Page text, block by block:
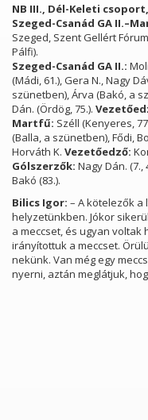
NB III., Dél-Keleti
Szeged-Csanád GA
Szeged, Szent Gellért
Pálfi).
Szeged-Csanád GA II.:
(Mádi, 61.), Gera N., Nagy
szünetben), Árva (Bakó, a
Dán. (Ördög, 75.).
Martfű: Széll (Kenyeres,
(Balla, a szünetben), Fődi,
Horváth K. Vezetőedző:
Gólszerzők: Nagy Dán. (7.,
Bakó (83.).
Bilics Igor: – A kötelezők a
helyzetünkben. Jókor
a meccset, és ugyan
irányítottuk a meccset.
nekünk. Van még egy
nyerni, aztán meglátjuk,